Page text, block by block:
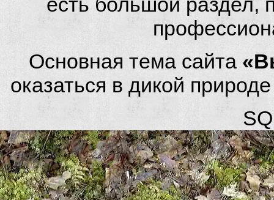
Основная тема сайта
оказаться в дикой